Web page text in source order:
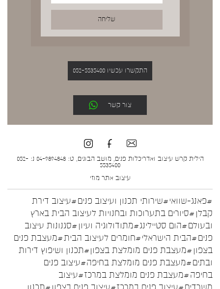
התקשרו עכשיו 052-5535400
צור קשר
הילית קרש עיצוב ואדריכלות פנים, מושב הבונים, ט: 04-9894848 נ: 052-
5535400
עיצוב אתר מוזי
#פאנג-שוואי#שירותי תכנון ועיצוב פנים#עיצוב דירת
קבלן #סיורים בתערוכות ובחנויות לעיצוב הבית בארץ
ובעולם#הום סטיילינג#מתודולוגיה ועיון #סגנונות עיצוב
פנים#הבית הישראלי#חומרים לעיצוב הבית#מעצבת פנים
בצפון #מעצבת פנים מומלצת בצפון#תכנון ושיפוץ דירות
ובתים#מעצבת פנים מומלצת בחיפה#עיצוב פנים
בחיפה#מעצבת פנים מומלצת במרכז#עיצוב
משרדים#עיצוב פנים במרכז#עיצוב פנים בצפון #תכנון